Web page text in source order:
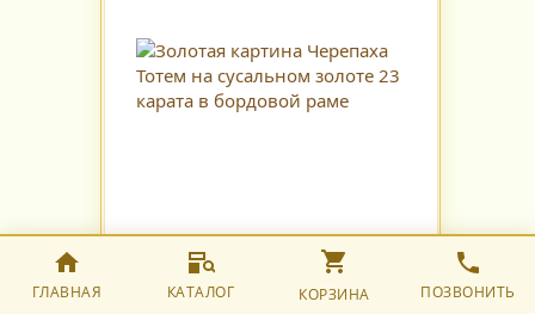
Древний символ устойчивости с мощным
ГЛАВНАЯ КАТАЛОГ КОРЗИНА ПОЗВОНИТЬ